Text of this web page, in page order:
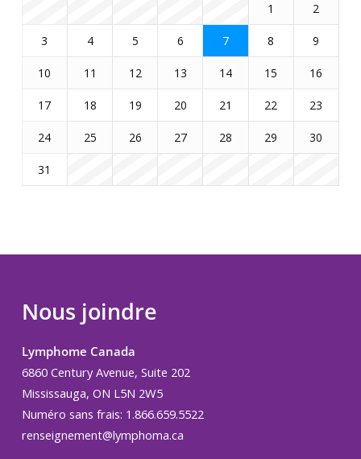
1 2
3 4 5 6 7 8 9
10 11 12 13 14 15 16
17 18 19 20 21 22 23
24 25 26 27 28 29 30
31
Nous joindre
Lymphome Canada
6860 Century Avenue, Suite 202
Mississauga, ON L5N 2W5
Numéro sans frais: 1.866.659.5522
renseignement@lymphoma.ca